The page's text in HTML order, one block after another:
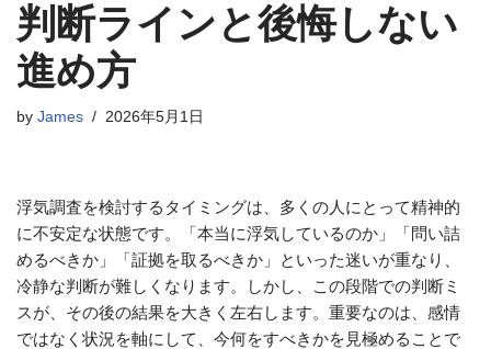
ッ
プ
判断ラインと後悔しない
進め方
by James 2026年5月1日
浮気調査を検討するタイミングは、多くの人にとって精神的
に不安定な状態です。「本当に浮気しているのか」「問い詰
めるべきか」「証拠を取るべきか」といった迷いが重なり、
冷静な判断が難しくなります。しかし、この段階での判断ミ
スが、その後の結果を大きく左右します。重要なのは、感情
ではなく状況を軸にして、今何をすべきかを見極めることで